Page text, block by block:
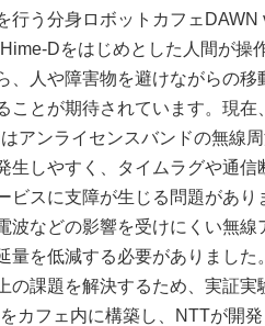
行う分身ロボットカフェDAWN
Dをはじめとした人間が操
、人や障害物を避けながらの
ことが期待されています。現在
アンライセンスバンドの無線
生しやすく、タイムラグや通
ビスに支障が生じる問題があ
波などの影響を受けにくい無
量を低減する必要がありました。
の課題を解決するため、実証
カフェ内に構築し、NTTが開